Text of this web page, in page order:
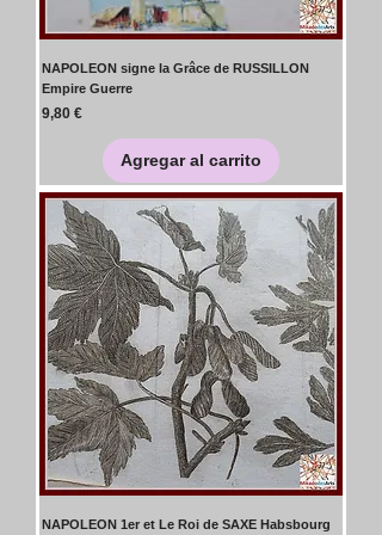
NAPOLEON signe la Grâce de RUSSILLON
Empire Guerre
Precio
9,80 €
Agregar al carrito
NAPOLEON 1er et Le Roi de SAXE Habsbourg